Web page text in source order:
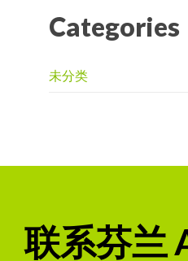
Categories
未分类
联系芬兰